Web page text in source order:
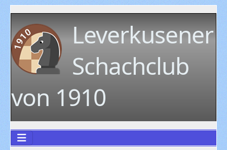
Leverkusener
Schachclub
von 1910